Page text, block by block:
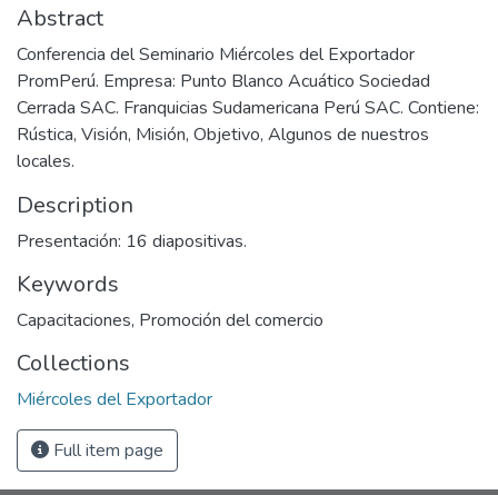
Abstract
Conferencia del Seminario Miércoles del Exportador
PromPerú. Empresa: Punto Blanco Acuático Sociedad
Cerrada SAC. Franquicias Sudamericana Perú SAC. Contiene:
Rústica, Visión, Misión, Objetivo, Algunos de nuestros
locales.
Description
Presentación: 16 diapositivas.
Keywords
Capacitaciones, Promoción del comercio
Collections
Miércoles del Exportador
Full item page